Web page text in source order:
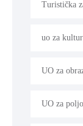
Turistička
uo za
UO za
UO za